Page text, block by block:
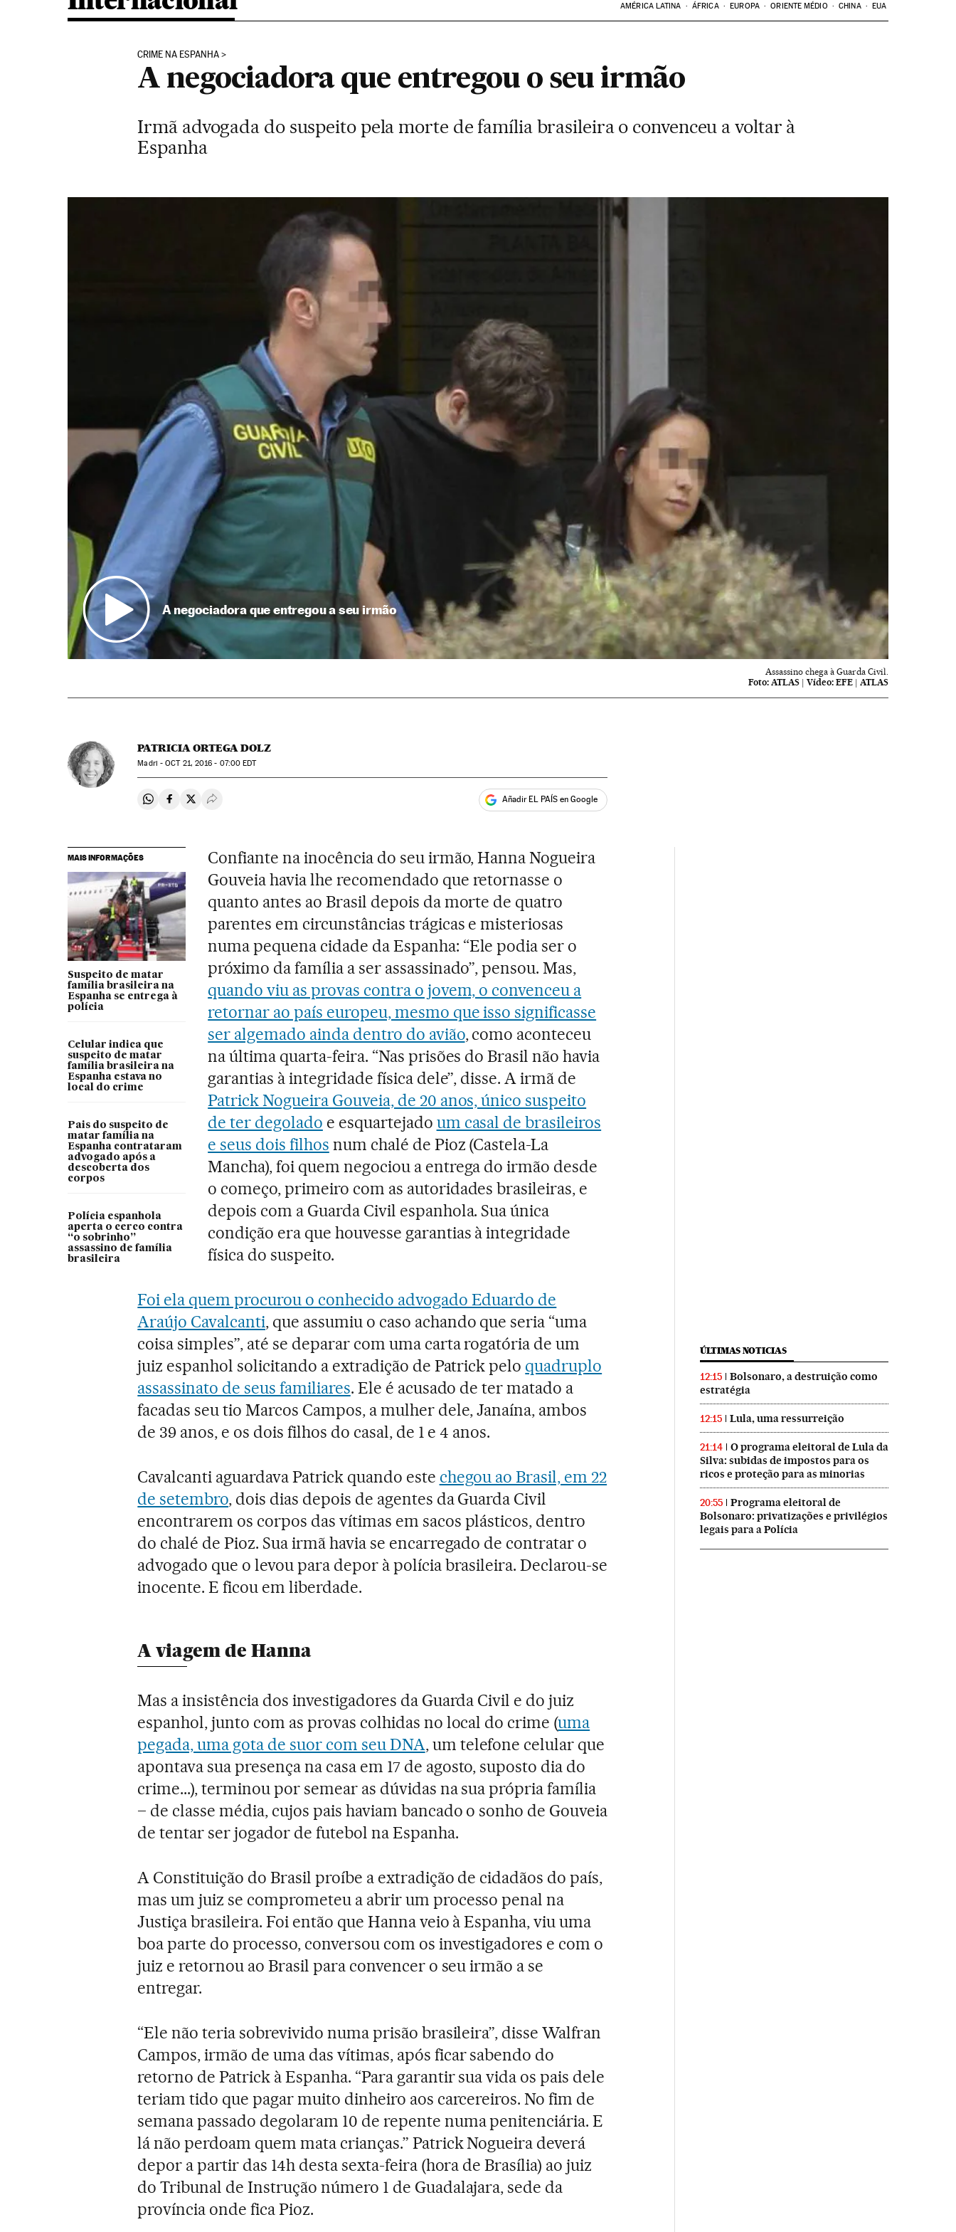
AMÉRICA LATINA ÁFRICA EUROPA ORIENTE MÉDIO CHINA EUA
CRIME NA ESPANHA
A negociadora que entregou o seu irmão
Irmã advogada do suspeito pela morte de família brasileira o convenceu a voltar à
Espanha
A negociadora que entregou a seu irmão
Assassino chega à Guarda Civil.
Foto: ATLAS |Vídeo: EFE | ATLAS
PATRICIA ORTEGA DOLZ
Madri -OCT21, 2016 - 07:00 EDT
Compartir en Whatsapp
Compartir en Facebook
Compartir en Twitter
Desplegar Redes Sociales Añadir EL PAÍS en Google
MAIS INFORMAÇÕES
Suspeito de matar
família brasileira na
Espanha se entrega à
polícia
Celular indica que
suspeito de matar
família brasileira na
Espanha estava no
local do crime
Pais do suspeito de
matar família na
Espanha contrataram
advogado após a
descoberta dos
corpos
Polícia espanhola
aperta o cerco contra
“o sobrinho”
assassino de família
brasileira
Confiante na inocência do seu irmão, Hanna Nogueira
Gouveia havia lhe recomendado que retornasse o
quanto antes ao Brasil depois da morte de quatro
parentes em circunstâncias trágicas e misteriosas
numa pequena cidade da Espanha: “Ele podia ser o
próximo da família a ser assassinado”, pensou. Mas,
quando viu as provas contra o jovem, o convenceu a
retornar ao país europeu, mesmo que isso significasse
ser algemado ainda dentro do avião, como aconteceu
na última quarta-feira. “Nas prisões do Brasil não havia
garantias à integridade física dele”, disse. A irmã de
Patrick Nogueira Gouveia, de 20 anos, único suspeito
de ter degolado e esquartejado um casal de brasileiros
e seus dois filhos num chalé de Pioz (Castela-La
Mancha), foi quem negociou a entrega do irmão desde
o começo, primeiro com as autoridades brasileiras, e
depois com a Guarda Civil espanhola. Sua única
condição era que houvesse garantias à integridade
física do suspeito.
Foi ela quem procurou o conhecido advogado Eduardo de
Araújo Cavalcanti, que assumiu o caso achando que seria “uma
coisa simples”, até se deparar com uma carta rogatória de um
juiz espanhol solicitando a extradição de Patrick pelo quadruplo
assassinato de seus familiares. Ele é acusado de ter matado a
facadas seu tio Marcos Campos, a mulher dele, Janaína, ambos
de 39 anos, e os dois filhos do casal, de 1 e 4 anos.
Cavalcanti aguardava Patrick quando este chegou ao Brasil, em 22
de setembro, dois dias depois de agentes da Guarda Civil
encontrarem os corpos das vítimas em sacos plásticos, dentro
do chalé de Pioz. Sua irmã havia se encarregado de contratar o
advogado que o levou para depor à polícia brasileira. Declarou-se
inocente. E ficou em liberdade.
A viagem de Hanna
Mas a insistência dos investigadores da Guarda Civil e do juiz
espanhol, junto com as provas colhidas no local do crime (uma
pegada, uma gota de suor com seu DNA, um telefone celular que
apontava sua presença na casa em 17 de agosto, suposto dia do
crime...), terminou por semear as dúvidas na sua própria família
– de classe média, cujos pais haviam bancado o sonho de Gouveia
de tentar ser jogador de futebol na Espanha.
A Constituição do Brasil proíbe a extradição de cidadãos do país,
mas um juiz se comprometeu a abrir um processo penal na
Justiça brasileira. Foi então que Hanna veio à Espanha, viu uma
boa parte do processo, conversou com os investigadores e com o
juiz e retornou ao Brasil para convencer o seu irmão a se
entregar.
“Ele não teria sobrevivido numa prisão brasileira”, disse Walfran
Campos, irmão de uma das vítimas, após ficar sabendo do
retorno de Patrick à Espanha. “Para garantir sua vida os pais dele
teriam tido que pagar muito dinheiro aos carcereiros. No fim de
semana passado degolaram 10 de repente numa penitenciária. E
lá não perdoam quem mata crianças.” Patrick Nogueira deverá
depor a partir das 14h desta sexta-feira (hora de Brasília) ao juiz
do Tribunal de Instrução número 1 de Guadalajara, sede da
província onde fica Pioz.
ÚLTIMAS NOTICIAS
12:15
Bolsonaro, a destruição como
estratégia
12:15 Lula, uma ressurreição
21:14
O programa eleitoral de Lula da
Silva: subidas de impostos para os
ricos e proteção para as minorias
20:55
Programa eleitoral de
Bolsonaro: privatizações e privilégios
legais para a Polícia